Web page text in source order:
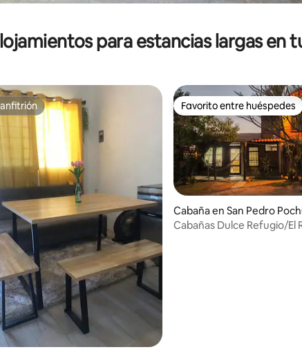
para estancias largas en
4.9 de 5; 50 evaluaciones
Favorito entre huéspedes
Favorito entre huéspedes
Cabaña en San Pedro
Cabañas Dulce Refugio/El